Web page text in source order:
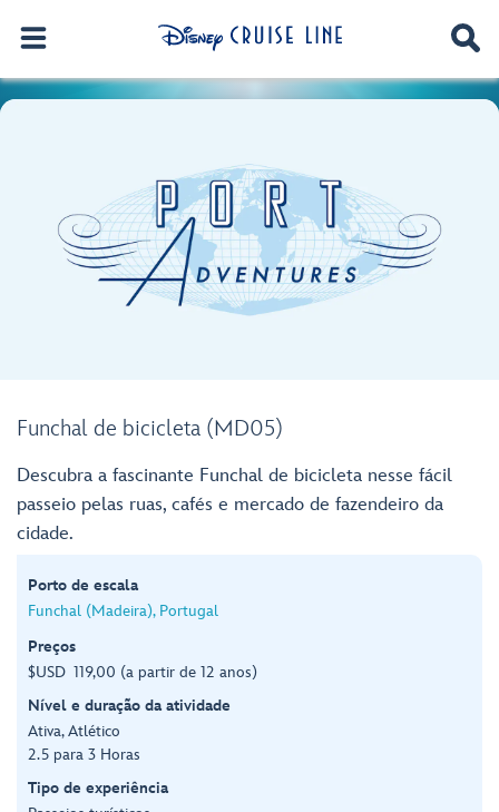
Funchal de bicicleta (MD05)
Descubra a fascinante Funchal de bicicleta nesse fácil
passeio pelas ruas, cafés e mercado de fazendeiro da
cidade.
Porto de escala
Funchal (Madeira), Portugal
Preços
$USD 119,00 (a partir de 12 anos)
Nível e duração da atividade
Ativa, Atlético
2.5 para 3 Horas
Tipo de experiência